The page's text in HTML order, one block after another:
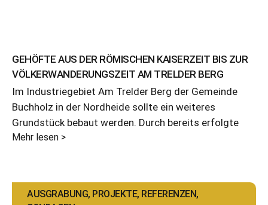
GEHÖFTE AUS DER RÖMISCHEN KAISERZEIT BIS ZUR
VÖLKERWANDERUNGSZEIT AM TRELDER BERG
Im Industriegebiet Am Trelder Berg der Gemeinde
Buchholz in der Nordheide sollte ein weiteres
Grundstück bebaut werden. Durch bereits erfolgte
Mehr lesen >
AUSGRABUNG, PROJEKTE, REFERENZEN,